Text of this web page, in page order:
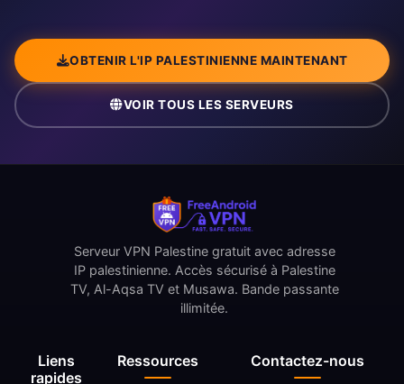
OBTENIR L'IP PALESTINIENNE MAINTENANT
VOIR TOUS LES SERVEURS
Liens
rapides
Ressources
Serveur VPN Palestine gratuit avec adresse
IP palestinienne. Accès sécurisé à Palestine
TV, Al-Aqsa TV et Musawa. Bande passante
illimitée.
Contactez-nous